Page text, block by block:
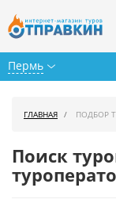
Пермь
Горящие туры
ГЛАВНАЯ ПОДБОР
Поиск